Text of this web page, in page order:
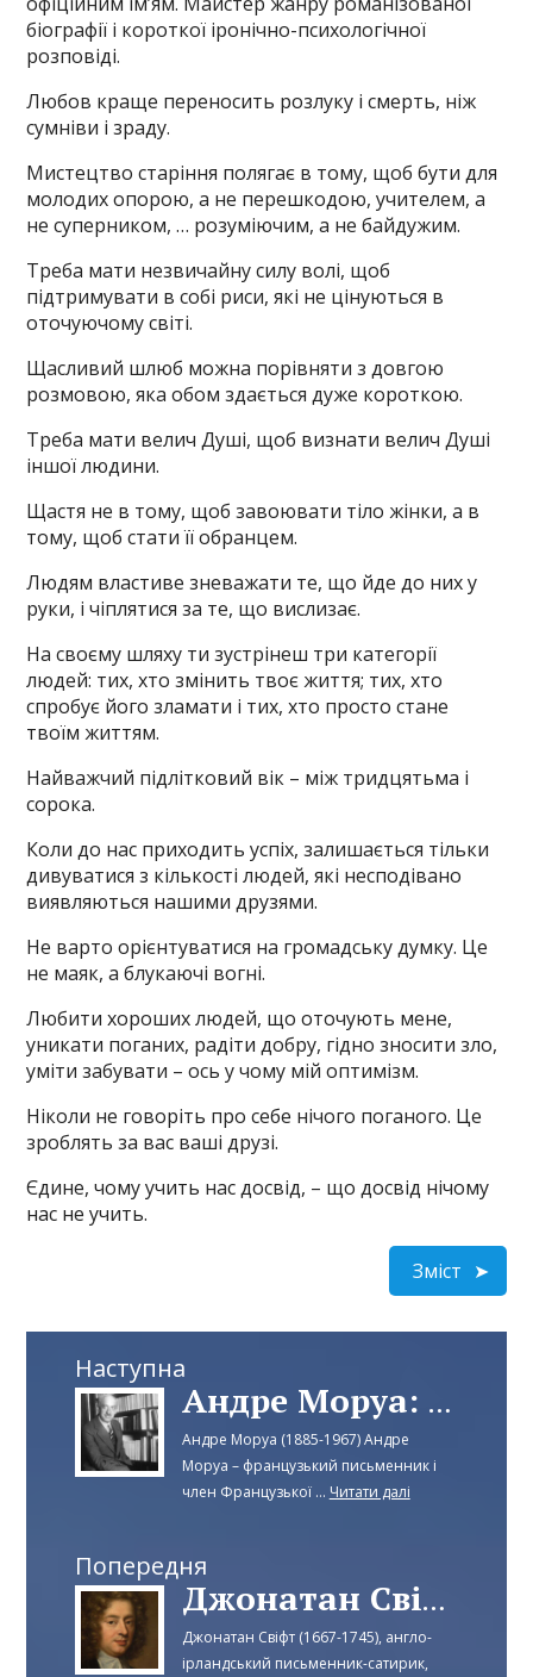
біографії і короткої іронічно-психологічної
розповіді.
Любов краще переносить розлуку і смерть, ніж
сумніви і зраду.
Мистецтво старіння полягає в тому, щоб бути для
молодих опорою, а не перешкодою, учителем, а
не суперником, … розуміючим, а не байдужим.
Треба мати незвичайну силу волі, щоб
підтримувати в собі риси, які не цінуються в
оточуючому світі.
Щасливий шлюб можна порівняти з довгою
розмовою, яка обом здається дуже короткою.
Треба мати велич Душі, щоб визнати велич Душі
іншої людини.
Щастя не в тому, щоб завоювати тіло жінки, а в
тому, щоб стати її обранцем.
Людям властиве зневажати те, що йде до них у
руки, і чіплятися за те, що вислизає.
На своєму шляху ти зустрінеш три категорії
людей: тих, хто змінить твоє життя; тих, хто
спробує його зламати і тих, хто просто стане
твоїм життям.
Найважчий підлітковий вік – між тридцятьма і
сорока.
Коли до нас приходить успіх, залишається тільки
дивуватися з кількості людей, які несподівано
виявляються нашими друзями.
Не варто орієнтуватися на громадську думку. Це
не маяк, а блукаючі вогні.
Любити хороших людей, що оточують мене,
уникати поганих, радіти добру, гідно зносити зло,
уміти забувати – ось у чому мій оптимізм.
Ніколи не говоріть про себе нічого поганого. Це
зроблять за вас ваші друзі.
Єдине, чому учить нас досвід, – що досвід нічому
нас не учить.
Зміст
Наступна
Андре Моруа: На початку любові закохані говорять про майбутнє. Наприкінці...
Андре Моруа (1885-1967) Андре
Моруа – французький письменник і
член Французької ... Читати далі
Попередня
Джонатан Свіфт: Давно відомо, що ті, кому відводять другі місця...
Джонатан Свіфт (1667-1745), англо-
ірландський письменник-сатирик,